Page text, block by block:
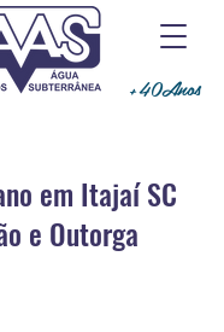
+40Anos
em Itajaí SC
e Outorga